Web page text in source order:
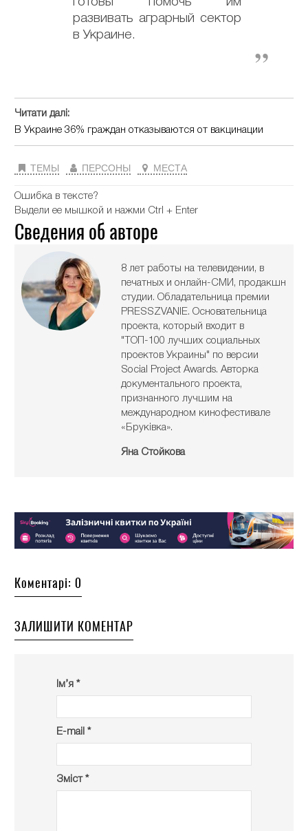
развивать аграрный сектор
в Украине.
Читати далі:
В Украине 36% граждан отказываются от вакцинации
ТЕМЫ ПЕРСОНЫ МЕСТА
Ошибка в тексте?
Выдели ее мышкой и нажми Ctrl + Enter
Сведения об авторе
8 лет работы на телевидении, в
печатных и онлайн-СМИ, продакшн
студии. Обладательница премии
PRESSZVANIE. Основательница
проекта, который входит в
"ТОП-100 лучших социальных
проектов Украины" по версии
Social Project Awards. Авторка
документального проекта,
признанного лучшим на
международном кинофестивале
«Бруківка».
Яна Стойкова
Коментарі: 0
ЗАЛИШИТИ КОМЕНТАР
Ім’я *
E-mail *
Зміст *